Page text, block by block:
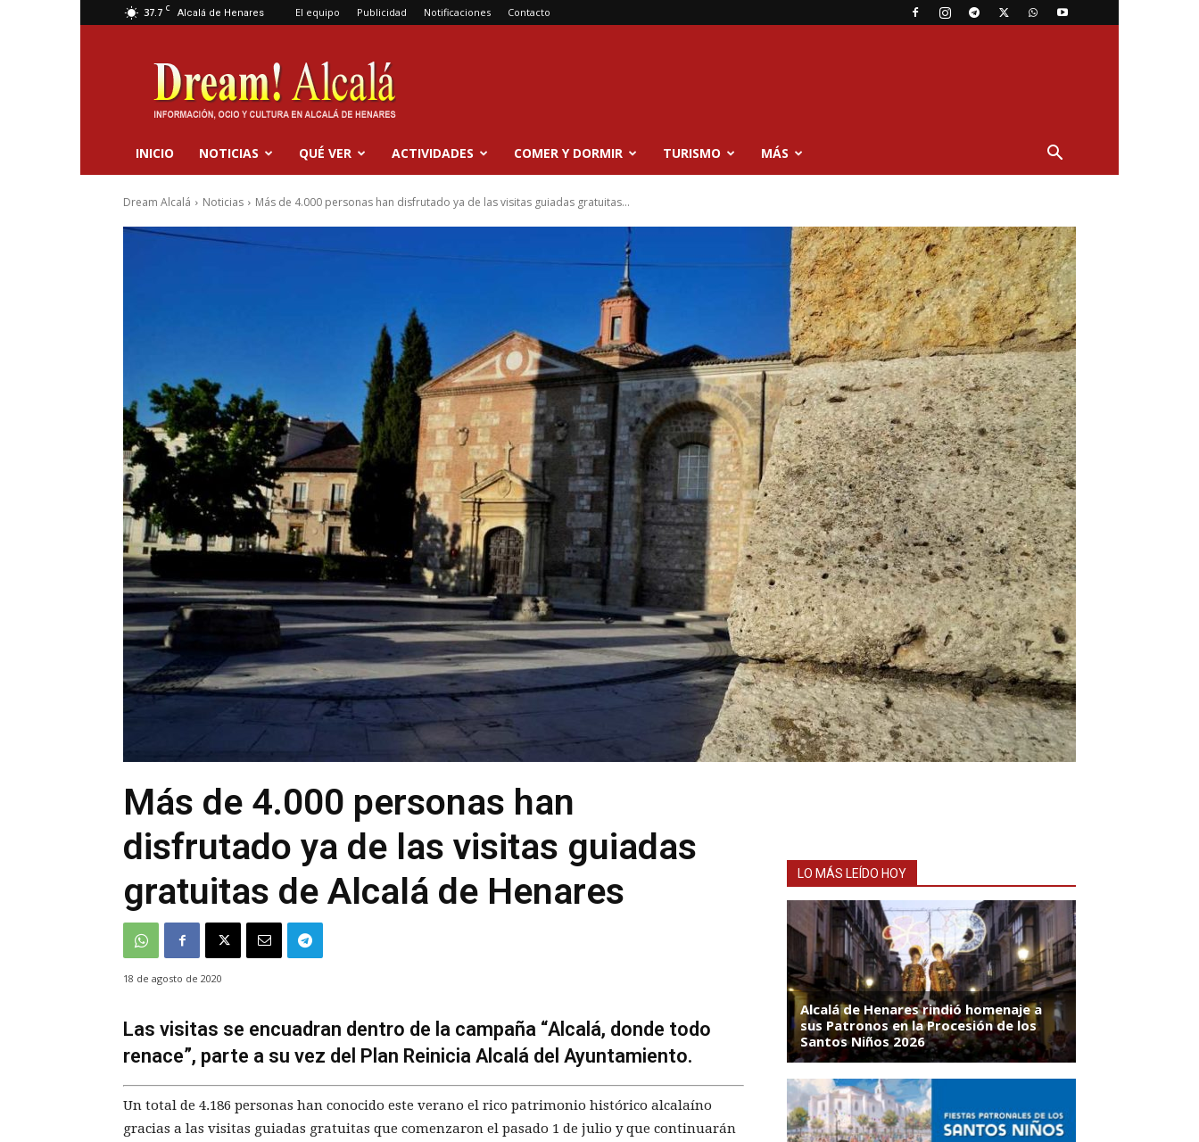
37.7 C Alcalá de Henares El equipo Publicidad Notificaciones Contacto
Dream
Alcalá
INICIO NOTICIAS QUÉ VER ACTIVIDADES COMER Y DORMIR TURISMO MÁS
Dream Alcalá Noticias Más de 4.000 personas han disfrutado ya de las visitas guiadas gratuitas...
Más de 4.000 personas han
disfrutado ya de las visitas guiadas
gratuitas de Alcalá de Henares
18 de agosto de 2020
Las visitas se encuadran dentro de la campaña “Alcalá, donde todo
renace”, parte a su vez del Plan Reinicia Alcalá del Ayuntamiento.
Un total de 4.186 personas han conocido este verano el rico patrimonio histórico alcalaíno
gracias a las visitas guiadas gratuitas que comenzaron el pasado 1 de julio y que continuarán
LO MÁS LEÍDO HOY